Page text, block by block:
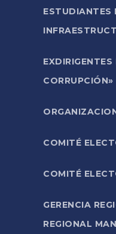
ESTUDIANTES
CORRUPCIÓN»
COMITÉ
COMITÉ
GERENCIA
REGIONAL